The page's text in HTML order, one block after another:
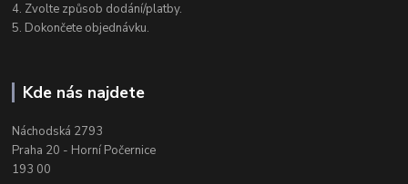
4. Zvolte způsob dodání/platby.
5. Dokončete objednávku.
Kde nás najdete
Náchodská 2793
Praha 20 - Horní Počernice
193 00